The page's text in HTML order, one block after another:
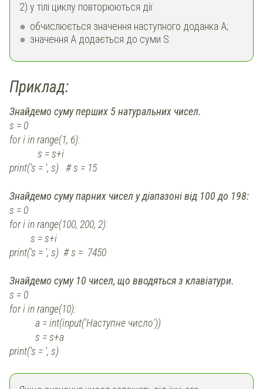
2) у тілі циклу повторюються дії:
обчислюється значення наступного доданка А;
значення А додається до суми S.
Приклад:
Знайдемо суму перших 5 натуральних чисел.
s = 0
for i in range(1, 6):
s = s+і
print('s = ', s) # s = 15
Знайдемо суму парних чисел у діапазоні від 100 до 198:
s = 0
for i in range(100, 200, 2):
s = s+і
print('s = ', s) # s = 7450
Знайдемо суму 10 чисел, що вводяться з клавіатури.
s = 0
for i in range(10):
a = int(input('Наступне число'))
s = s+a
print('s = ', s)